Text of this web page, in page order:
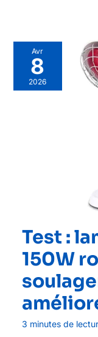
Avr
8
2026
Test :
150W
3 minutes de